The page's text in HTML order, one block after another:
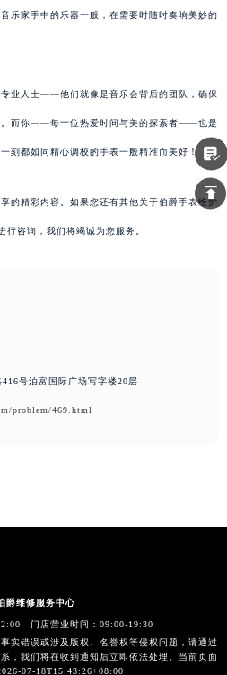
乐家手中的乐器一般，在需要时随时奏响美妙的
业人士——他们就像是音乐会背后的团队，确保
。而你——每一位热爱时间与美的探索者——也是
刻都如同精心调校的手表一般精准而美好！
的精彩内容。如果您还有其他关于伯爵手表维护
行咨询，我们将竭诚为您服务。
号泊富国际广场写字楼20层
problem/469.html
爵维修服务中心
门店营业时间：09:00-19:30
实错误或涉及版权、名誉权等侵权问题，请通过
，我们将在收到通知后立即依法处理。当前页面
07-18T15:43:26+08:00